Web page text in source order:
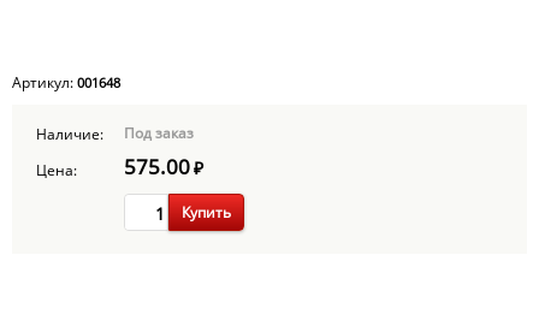
Артикул: 001648
Наличие:
Под заказ
Цена:
575.00₽
Купить